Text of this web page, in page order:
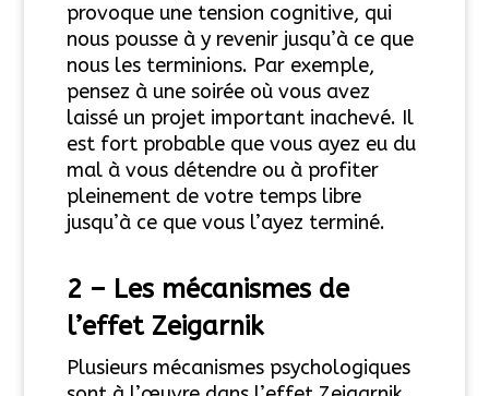
provoque une tension cognitive, qui
nous pousse à y revenir jusqu’à ce que
nous les terminions. Par exemple,
pensez à une soirée où vous avez
laissé un projet important inachevé. Il
est fort probable que vous ayez eu du
mal à vous détendre ou à profiter
pleinement de votre temps libre
jusqu’à ce que vous l’ayez terminé.
2 – Les mécanismes de
l’effet Zeigarnik
Plusieurs mécanismes psychologiques